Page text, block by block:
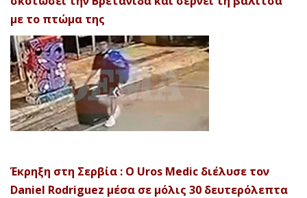
με το πτώμα της
Έκρηξη στη Σερβία : Ο Uros Medic διέλυσε τον
Daniel Rodriguez μέσα σε μόλις 30 δευτερόλεπτα